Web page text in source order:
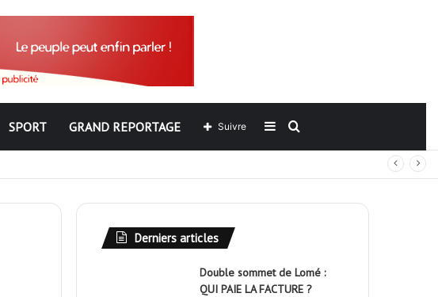
SPORT GRAND REPORTAGE Rechercher
Sidebar
(barre
Suivre
sont vent debout
Derniers articles
Double sommet de Lomé :
QUI PAIE LA FACTURE ?